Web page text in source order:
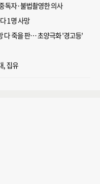
독자·불법촬영한 의사
1명 사망
다 죽을 판… 초양극화 '경고등'
, 집유